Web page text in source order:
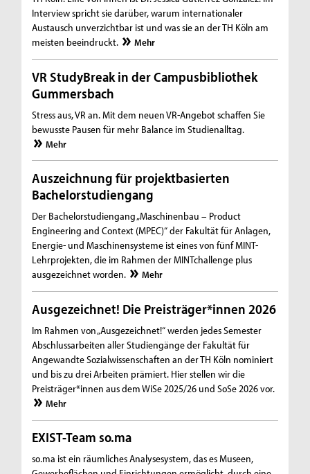
Interview spricht sie darüber, warum internationaler
Austausch unverzichtbar ist und was sie an der TH Köln am
meisten beeindruckt.
Mehr
VR StudyBreak in der Campusbibliothek
Gummersbach
Stress aus, VR an. Mit dem neuen VR-Angebot schaffen Sie
bewusste Pausen für mehr Balance im Studienalltag.
Mehr
Auszeichnung für projektbasierten
Bachelorstudiengang
Der Bachelorstudiengang „Maschinenbau – Product
Engineering and Context (MPEC)“ der Fakultät für Anlagen,
Energie- und Maschinensysteme ist eines von fünf MINT-
Lehrprojekten, die im Rahmen der MINTchallenge plus
ausgezeichnet worden.
Mehr
Ausgezeichnet! Die Preisträger*innen 2026
Im Rahmen von „Ausgezeichnet!“ werden jedes Semester
Abschlussarbeiten aller Studiengänge der Fakultät für
Angewandte Sozialwissenschaften an der TH Köln nominiert
und bis zu drei Arbeiten prämiert. Hier stellen wir die
Preisträger*innen aus dem WiSe 2025/26 und SoSe 2026 vor.
Mehr
EXIST-Team so.ma
so.ma ist ein räumliches Analysesystem, das es Museen,